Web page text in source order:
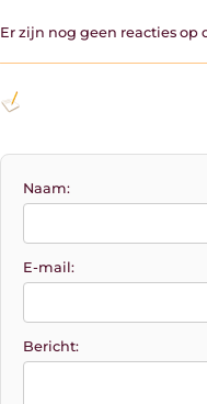
Er zijn nog geen reacties op
Naam:
E-mail:
Bericht: